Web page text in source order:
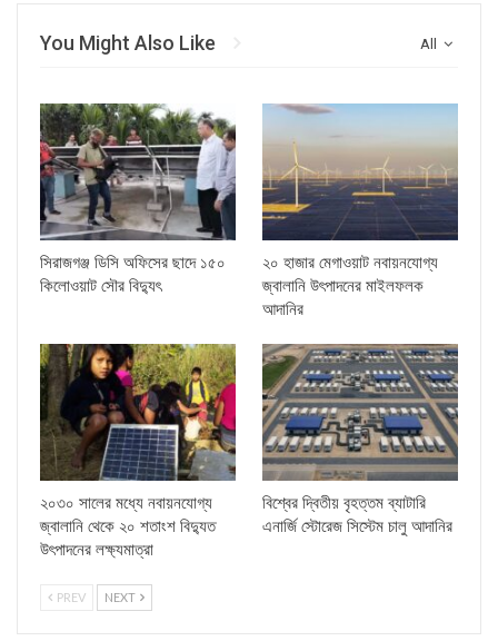
All
You Might Also Like
সিরাজগঞ্জ ডিসি অফিসের ছাদে ১৫০
কিলোওয়াট সৌর বিদ্যুৎ
২০ হাজার মেগাওয়াট নবায়নযোগ্য
জ্বালানি উৎপাদনের মাইলফলক
আদানির
২০৩০ সালের মধ্যে নবায়নযোগ্য
জ্বালানি থেকে ২০ শতাংশ বিদ্যুত
উৎপাদনের লক্ষ্যমাত্রা
বিশ্বের দ্বিতীয় বৃহত্তম ব্যাটারি
এনার্জি স্টোরেজ সিস্টেম চালু আদানির
PREV NEXT